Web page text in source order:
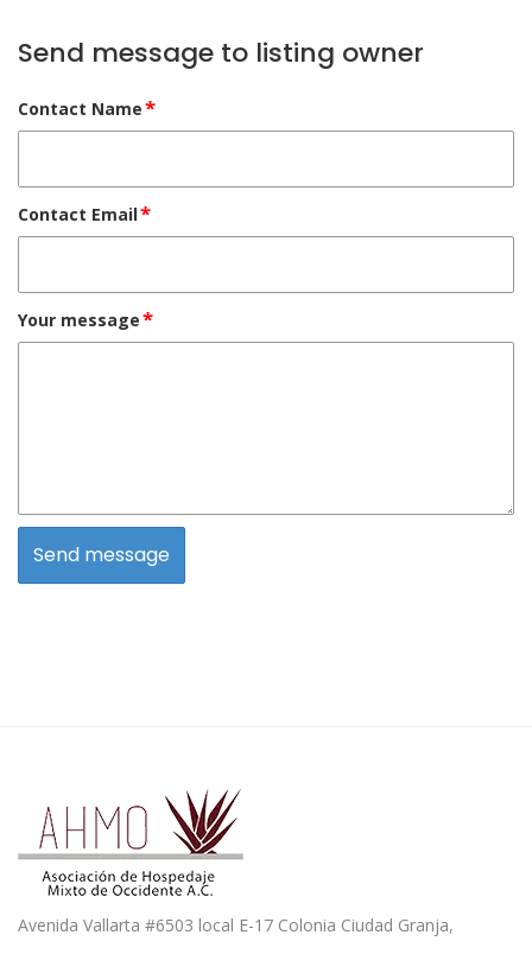
Send message to listing owner
Contact Name*
Contact Email*
Your message*
Avenida Vallarta #6503 local E-17 Colonia Ciudad Granja,